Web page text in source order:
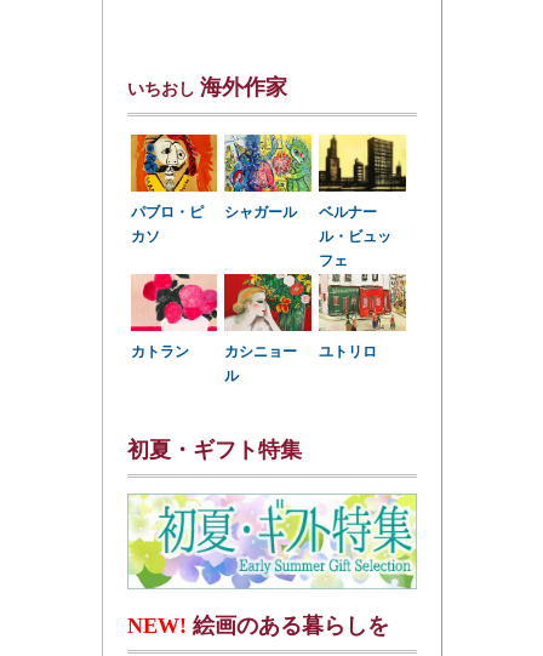
いちおし 海外作家
パブロ・ピ
カソ
シャガール
ベルナー
ル・ビュッ
フェ
カトラン
カシニョー
ル
ユトリロ
初夏・ギフト特集
NEW! 絵画のある暮らしを